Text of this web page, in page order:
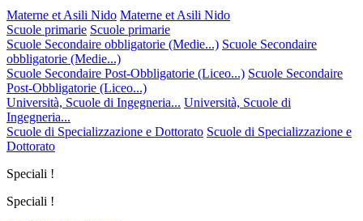
Materne et Asili Nido Materne et Asili Nido
Scuole primarie Scuole primarie
Scuole Secondaire obbligatorie (Medie...) Scuole Secondaire
obbligatorie (Medie...)
Scuole Secondaire Post-Obbligatorie (Liceo...) Scuole Secondaire
Post-Obbligatorie (Liceo...)
Università, Scuole di Ingegneria... Università, Scuole di
Ingegneria...
Scuole di Specializzazione e Dottorato Scuole di Specializzazione e
Dottorato
Speciali !
Speciali !